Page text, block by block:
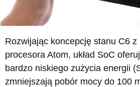
Rozwijając koncepcję stanu C6 z
procesora Atom, układ SoC
bardzo niskiego zużycia energii
zmniejszają pobór mocy do 100